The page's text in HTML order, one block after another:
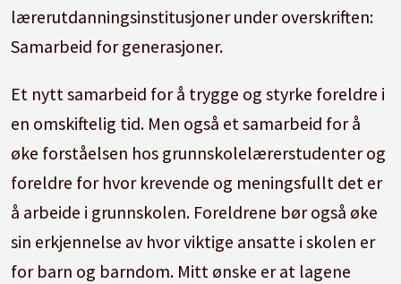
lærerutdanningsinstitusjoner under overskriften:
Samarbeid for generasjoner.
Et nytt samarbeid for å trygge og styrke foreldre i
en omskiftelig tid. Men også et samarbeid for å
øke forståelsen hos grunnskolelærerstudenter og
foreldre for hvor krevende og meningsfullt det er
å arbeide i grunnskolen. Foreldrene bør også øke
sin erkjennelse av hvor viktige ansatte i skolen er
for barn og barndom. Mitt ønske er at lagene